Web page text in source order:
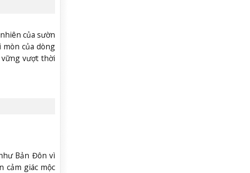
của sườn
của dòng
vượt thời
Bản Đôn vì
cảm giác mộc